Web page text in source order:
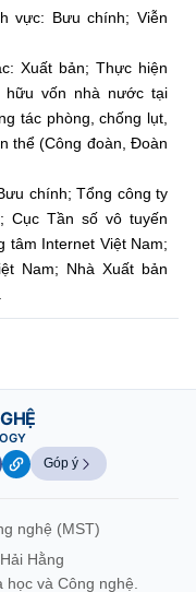
English
Du, TP. Hà Nội
vực: Bưu chính; Viễn
Xuất bản; Thực hiện
hữu vốn nhà nước tại
tác phòng, chống lụt,
thể (Công đoàn, Đoàn
chính; Tổng công ty
Cục Tần số vô tuyến
tâm Internet Việt Nam;
Nam; Nhà Xuất bản
Góp ý
nghệ (MST)
Hằng
và Công nghệ.